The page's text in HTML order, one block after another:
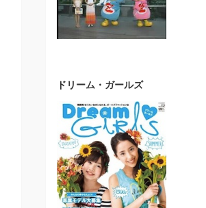
ドリーム・ガールズ